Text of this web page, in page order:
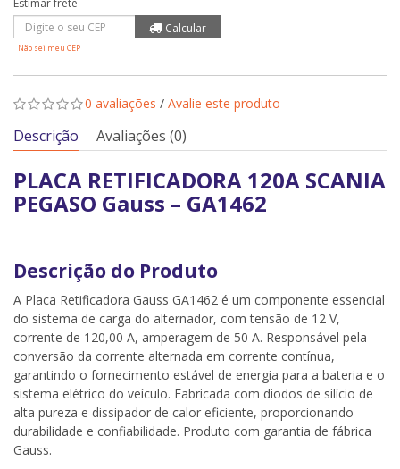
Não sei meu CEP
0 avaliações / Avalie este produto
Descrição Avaliações (0)
PLACA RETIFICADORA 120A SCANIA
PEGASO Gauss – GA1462
Descrição do Produto
A Placa Retificadora Gauss GA1462 é um componente essencial
do sistema de carga do alternador, com tensão de 12 V,
corrente de 120,00 A, amperagem de 50 A. Responsável pela
conversão da corrente alternada em corrente contínua,
garantindo o fornecimento estável de energia para a bateria e o
sistema elétrico do veículo. Fabricada com diodos de silício de
alta pureza e dissipador de calor eficiente, proporcionando
durabilidade e confiabilidade. Produto com garantia de fábrica
Gauss.